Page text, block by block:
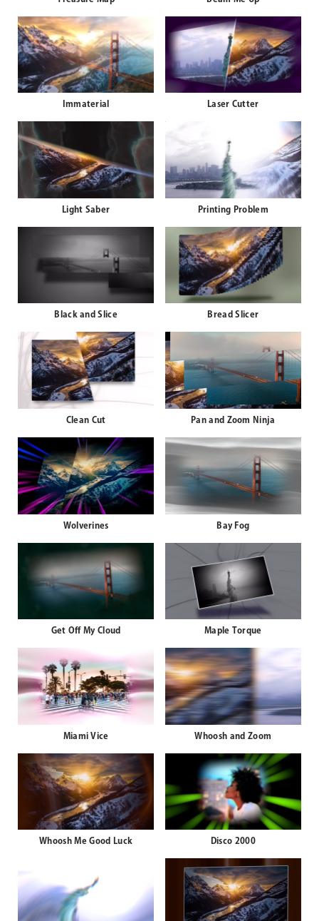
Immaterial Laser Cutter
Light Saber Printing Problem
Black and Slice Bread Slicer
Clean Cut Pan and Zoom Ninja
Wolverines Bay Fog
Get Off My Cloud Maple Torque
Miami Vice Whoosh and Zoom
Whoosh Me Good Luck Disco 2000